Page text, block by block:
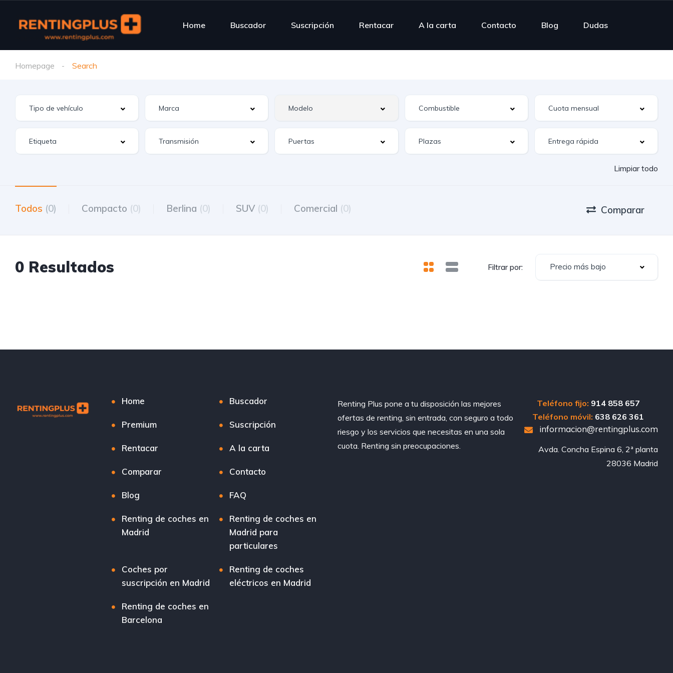
Home Buscador Suscripción Rentacar A la carta Contacto Blog Dudas
Homepage Search
Limpiar todo
Todos (0) Compacto (0) Berlina (0) SUV (0) Comercial (0) Comparar
0 Resultados Filtrar por: Precio más bajo
Home Buscador
Premium Suscripción
Rentacar A la carta
Comparar Contacto
Blog FAQ
Renting de coches en
Madrid
Renting de coches en
Madrid para
particulares
Coches por
suscripción en Madrid
Renting de coches
eléctricos en Madrid
Renting de coches en
Barcelona
Renting Plus pone a tu disposición las mejores
ofertas de renting, sin entrada, con seguro a todo
riesgo y los servicios que necesitas en una sola
cuota. Renting sin preocupaciones.
Teléfono fijo: 914 858 657
Teléfono móvil: 638 626 361
informacion@rentingplus.com
Avda. Concha Espina 6, 2ª planta
28036 Madrid